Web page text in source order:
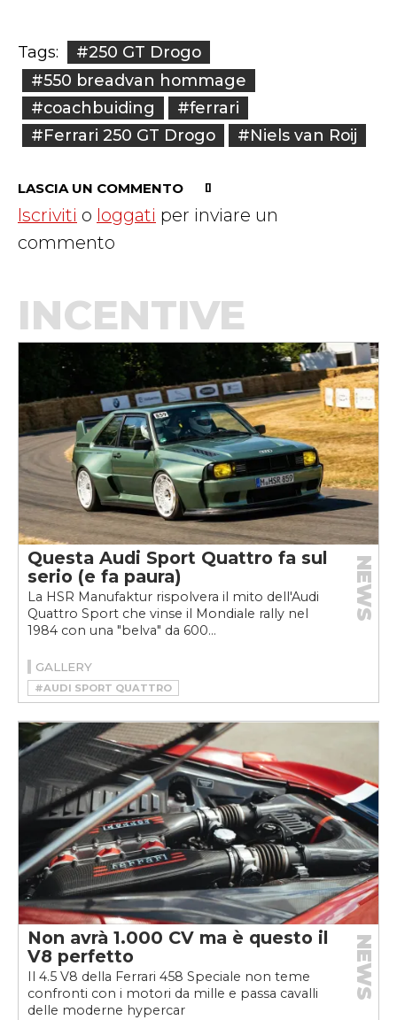
Tags:
#250 GT Drogo
#550 breadvan hommage
#coachbuiding
#ferrari
#Ferrari 250 GT Drogo
#Niels van Roij
LASCIA UN COMMENTO
Iscriviti o loggati per inviare un
commento
INCENTIVE
Questa Audi Sport Quattro fa sul
serio (e fa paura)
La HSR Manufaktur rispolvera il mito dell'Audi
Quattro Sport che vinse il Mondiale rally nel
1984 con una "belva" da 600...
NEWS
GALLERY
#AUDI SPORT QUATTRO
#HSR MANUFAKTUR
#RESTOMOD
Non avrà 1.000 CV ma è questo il
V8 perfetto
Il 4.5 V8 della Ferrari 458 Speciale non teme
confronti con i motori da mille e passa cavalli
delle moderne hypercar
NEWS